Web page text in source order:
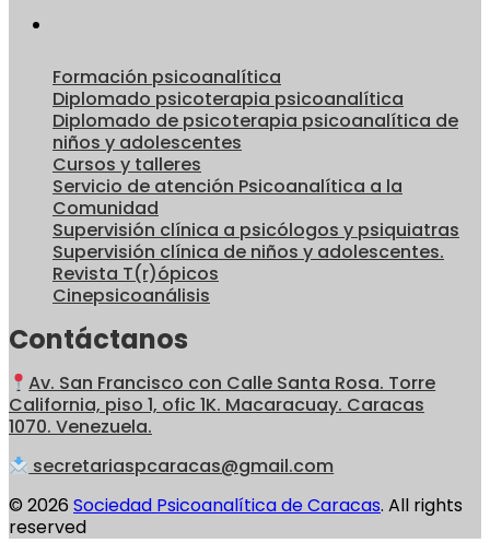
Formación psicoanalítica
Diplomado psicoterapia psicoanalítica
Diplomado de psicoterapia psicoanalítica de
niños y adolescentes
Cursos y talleres
Servicio de atención Psicoanalítica a la
Comunidad
Supervisión clínica a psicólogos y psiquiatras
Supervisión clínica de niños y adolescentes.
Revista T(r)ópicos
Cinepsicoanálisis
Contáctanos
Av. San Francisco con Calle Santa Rosa. Torre
California, piso 1, ofic 1K. Macaracuay. Caracas
1070. Venezuela.
secretariaspcaracas@gmail.com
© 2026 Sociedad Psicoanalítica de Caracas. All rights
reserved